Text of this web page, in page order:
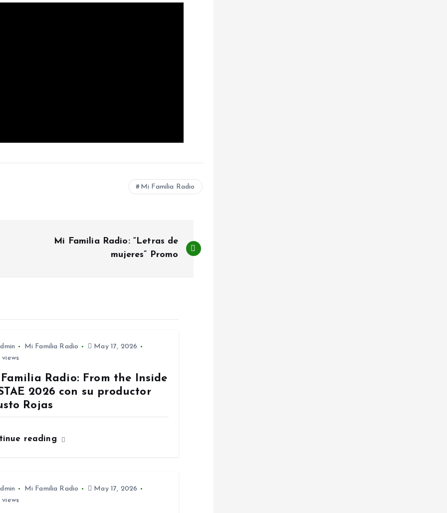
Mi Familia Radio
Mi Familia Radio: “Letras de
mujeres” Promo
Mi Familia Radio
May 17, 2026
views
Radio: From the Inside
2026 con su productor
Rojas
reading
Mi Familia Radio
May 17, 2026
views